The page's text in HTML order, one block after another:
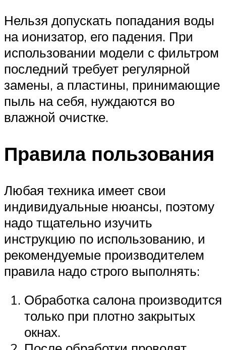
Нельзя допускать попадания воды
на ионизатор, его падения. При
использовании модели с фильтром
последний требует регулярной
замены, а пластины, принимающие
пыль на себя, нуждаются во
влажной очистке.
Правила пользования
Любая техника имеет свои
индивидуальные нюансы, поэтому
надо тщательно изучить
инструкцию по использованию, и
рекомендуемые производителем
правила надо строго выполнять:
Обработка салона производится
только при плотно закрытых
окнах.